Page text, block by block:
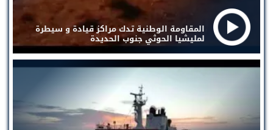
المقاومة الوطنية تدك مراكز قيادة و سيطرة
لمليشيا الحوثي جنوب الحديدة